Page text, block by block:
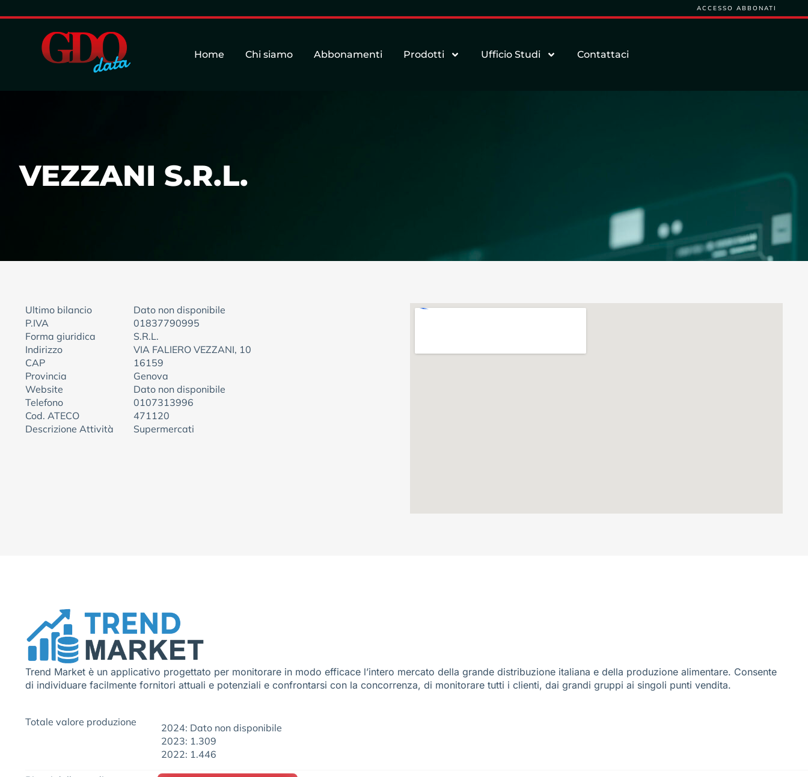
ACCESSO ABBONATI
Home Chi siamo Abbonamenti Prodotti Ufficio Studi Contattaci
VEZZANI S.R.L.
Ultimo bilancio
Dato non disponibile
P.IVA
01837790995
Forma giuridica
S.R.L.
Indirizzo
VIA FALIERO VEZZANI, 10
CAP
16159
Provincia
Genova
Website
Dato non disponibile
Telefono
0107313996
Cod. ATECO
471120
Descrizione Attività
Supermercati
Trend Market è un applicativo progettato per monitorare in modo efficace l’intero mercato della grande distribuzione italiana e della produzione alimentare. Consente
di individuare facilmente fornitori attuali e potenziali e confrontarsi con la concorrenza, di monitorare tutti i clienti, dai grandi gruppi ai singoli punti vendita.
Totale valore produzione
2024: Dato non disponibile
2023: 1.309
2022: 1.446